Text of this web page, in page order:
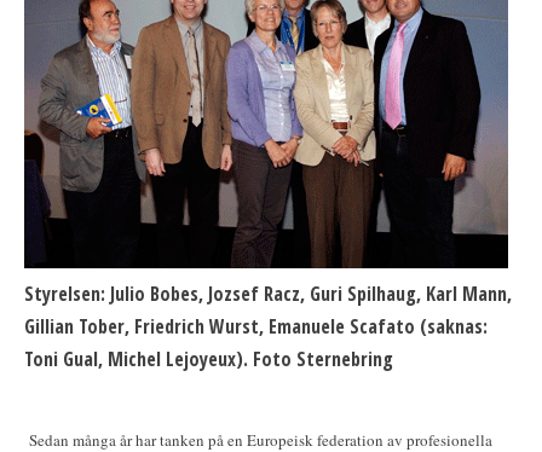
Styrelsen: Julio Bobes, Jozsef Racz, Guri Spilhaug, Karl Mann,
Gillian Tober, Friedrich Wurst, Emanuele Scafato (saknas:
Toni Gual, Michel Lejoyeux). Foto Sternebring
Sedan många år har tanken på en Europeisk federation av profesionella